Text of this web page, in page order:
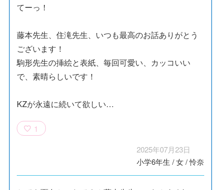
てーっ！
藤本先生、住滝先生、いつも最高のお話ありがとう
ございます！
駒形先生の挿絵と表紙、毎回可愛い、カッコいい
で、素晴らしいです！
KZが永遠に続いて欲しい…
1
2025年07月23日
小学6年生 /女/怜奈